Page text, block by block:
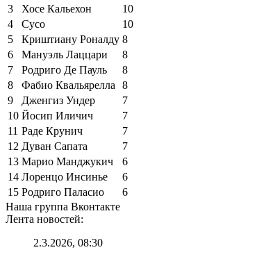
3
Хосе Кальехон
10
4
Сусо
10
5
Криштиану Роналду 8
6
Мануэль Лаццари
8
7
Родриго Де Пауль
8
8
Фабио Квальярелла
8
9
Дженгиз Ундер
7
10 Йосип Иличич
7
11 Раде Крунич
7
12 Дуван Сапата
7
13 Марио Манджукич
6
14 Лоренцо Инсинье
6
15 Родриго Паласио
6
Наша группа Вконтакте
Лента новостей:
2.3.2026, 08:30